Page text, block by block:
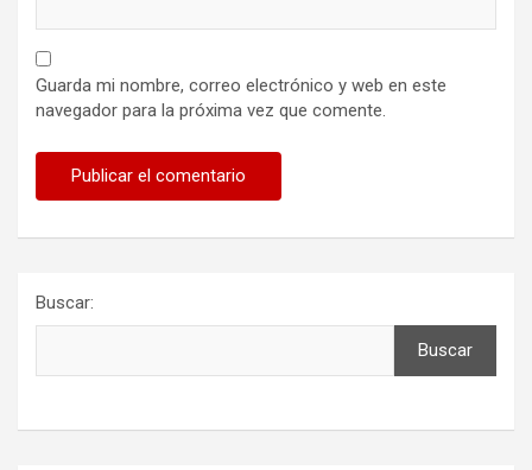
Guarda mi nombre, correo electrónico y web en este
navegador para la próxima vez que comente.
Buscar:
Buscar